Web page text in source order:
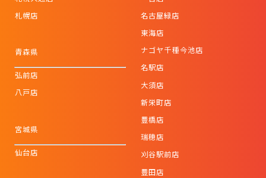
札幌店
青森県
弘前店
八戸店
宮城県
仙台店
名古屋緑店
東海店
ナゴヤ千種今池店
名駅店
大須店
新栄町店
豊橋店
瑞穂店
刈谷駅前店
豊田店